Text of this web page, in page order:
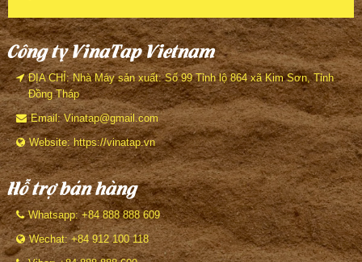
Công ty VinaTap Vietnam
ĐỊA CHỈ: Nhà Máy sản xuất: Số 99 Tỉnh lộ 864 xã Kim Sơn, Tỉnh
Đồng Tháp
Email: Vinatap@gmail.com
Website: https://vinatap.vn
Hỗ trợ bán hàng
Whatsapp: +84 888 888 609
Wechat: +84 912 100 118